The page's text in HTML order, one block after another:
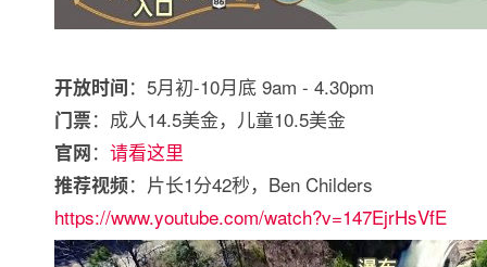
开放时间：5月初-10月底 9am - 4.30pm
门票：成人14.5美金，儿童10.5美金
官网： 请看这里
推荐视频：片长1分42秒，Ben Childers
https://www.youtube.com/watch?v=147EjrHsVfE